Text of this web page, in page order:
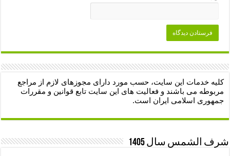
کلیه خدمات این سایت، حسب مورد دارای مجوزهای لازم از مراجع
مربوطه می باشند و فعالیت های این سایت تابع قوانین و مقررات
جمهوری اسلامی ایران است.
شرف الشمس سال 1405